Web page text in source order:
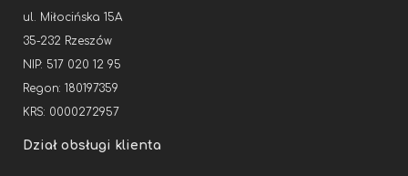
ul. Miłocińska 15A
35-232 Rzeszów
NIP: 517 020 12 95
Regon: 180197359
KRS: 0000272957
Dział obsługi klienta